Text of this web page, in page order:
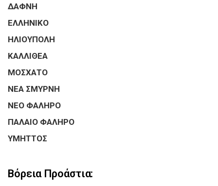
ΔΑΦΝΗ
ΕΛΛΗΝΙΚΟ
ΗΛΙΟΥΠΟΛΗ
ΚΑΛΛΙΘΕΑ
ΜΟΣΧΑΤΟ
ΝΕΑ ΣΜΥΡΝΗ
ΝΕΟ ΦΑΛΗΡΟ
ΠΑΛΑΙΟ ΦΑΛΗΡΟ
ΥΜΗΤΤΟΣ
Βόρεια Προάστια: